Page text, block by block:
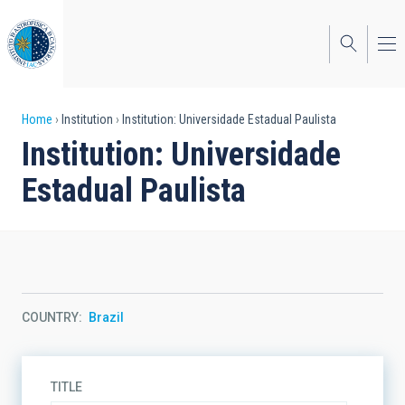
to
main
content
Breadcrumb
Home Institution Institution: Universidade Estadual Paulista
Institution: Universidade
Estadual Paulista
COUNTRY Brazil
TITLE